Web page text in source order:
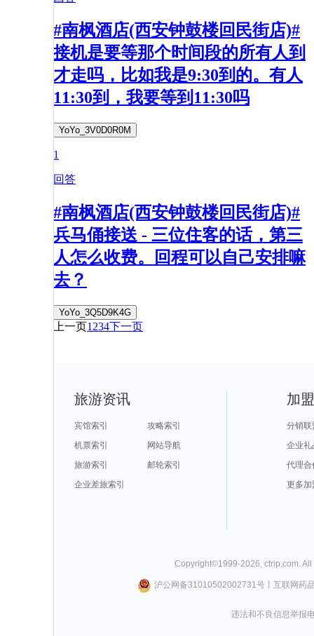
#南枫酒店(西安钟鼓楼回民街店)#
接机是要等那个时间段的所有人到
才走吗，比如我是9:30到的。有人
11:30到，我要等到11:30吗
YoYo_3V0D0R0M
1
回答
#南枫酒店(西安钟鼓楼回民街店)#
兵马俑接送 - 三位住客的话，第三
人怎么收费。回程可以自己安排嘛
去？
YoYo_3Q5D9K4G
上一页1 234下一页
旅游资讯
宾馆索引
攻略索引
机票索引
网站导航
旅游索引
邮轮索引
企业差旅索引
加
分销联
企业礼
代理合
更多加
Copyright©1999-2026, ctrip.com.
沪公网备31010502002731号丨 互联网药
违法和不良信息举报